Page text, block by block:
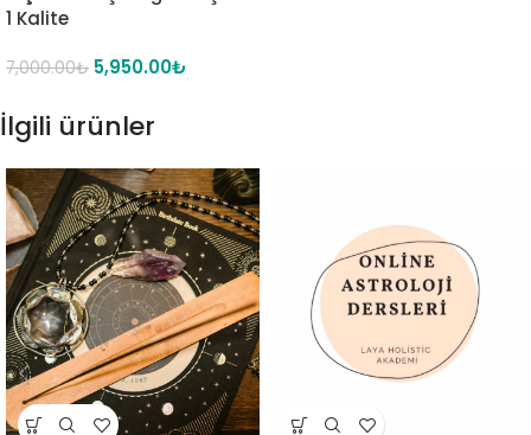
1 Kalite
7,000.00₺ 5,950.00₺
İlgili ürünler